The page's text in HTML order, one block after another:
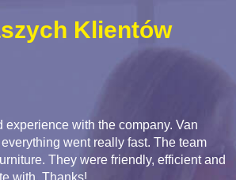
Klientów
experience with the company. Van
went really fast. The team
They were friendly, efficient and
with. Thanks!